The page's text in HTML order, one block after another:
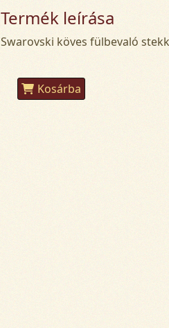
Termék leírása
Swarovski köves fülbevaló
Kosárba